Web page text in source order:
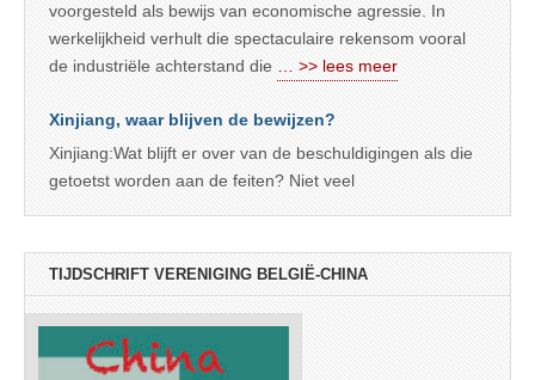
voorgesteld als bewijs van economische agressie. In
werkelijkheid verhult die spectaculaire rekensom vooral
de industriële achterstand die … >> lees meer
Xinjiang, waar blijven de bewijzen?
Xinjiang:Wat blijft er over van de beschuldigingen als die
getoetst worden aan de feiten? Niet veel
TIJDSCHRIFT VERENIGING BELGIË-CHINA